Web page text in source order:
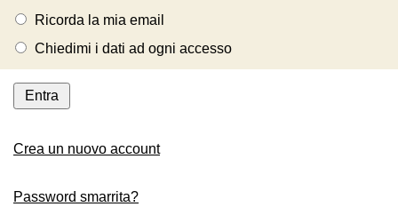
Ricorda la mia email
Chiedimi i dati ad ogni accesso
Entra
Crea un nuovo account
Password smarrita?